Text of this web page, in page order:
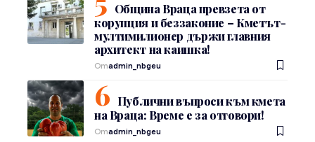
Община Враца превзета от
корупция и беззаконие – Кметът-
мултимилионер държи главния
архитект на каишка!
Отadmin_nbgeu
Публични въпроси към кмета
на Враца: Време е за отговори!
Отadmin_nbgeu